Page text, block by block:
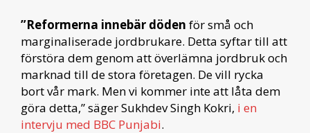
”Reformerna innebär döden för små och
marginaliserade jordbrukare. Detta syftar till att
förstöra dem genom att överlämna jordbruk och
marknad till de stora företagen. De vill rycka
bort vår mark. Men vi kommer inte att låta dem
göra detta,” säger Sukhdev Singh Kokri, i en
intervju med BBC Punjabi.